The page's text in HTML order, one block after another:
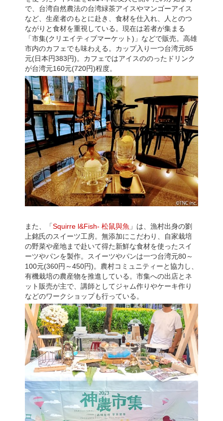
で、台湾自然農法の台湾緑茶アイスやマンゴーアイス
など、生産者のもとに赴き、食材を仕入れ、人とのつ
ながりと食材を重視している。現在は若者が集まる
「市集(クリエイティブマーケット)」などで販売。高雄
市内のカフェでも味わえる。カップ入り一つ台湾元85
元(日本円383円)。カフェではアイスののったドリンク
が台湾元160元(720円)程度。
また、「Squirre l&Fish- 松鼠與魚 」は、漁村出身の劉
上銘氏のスイーツ工房。無添加にこだわり、自家栽培
の野菜や産地まで赴いて得た新鮮な食材を使ったスイ
ーツやパンを製作。スイーツやパンは一つ台湾元80～
100元(360円～450円)。農村コミュニティーと協力し、
有機栽培の農産物を推進している。市集への出店とネ
ット販売が主で、講師としてジャム作りやケーキ作り
などのワークショップも行っている。